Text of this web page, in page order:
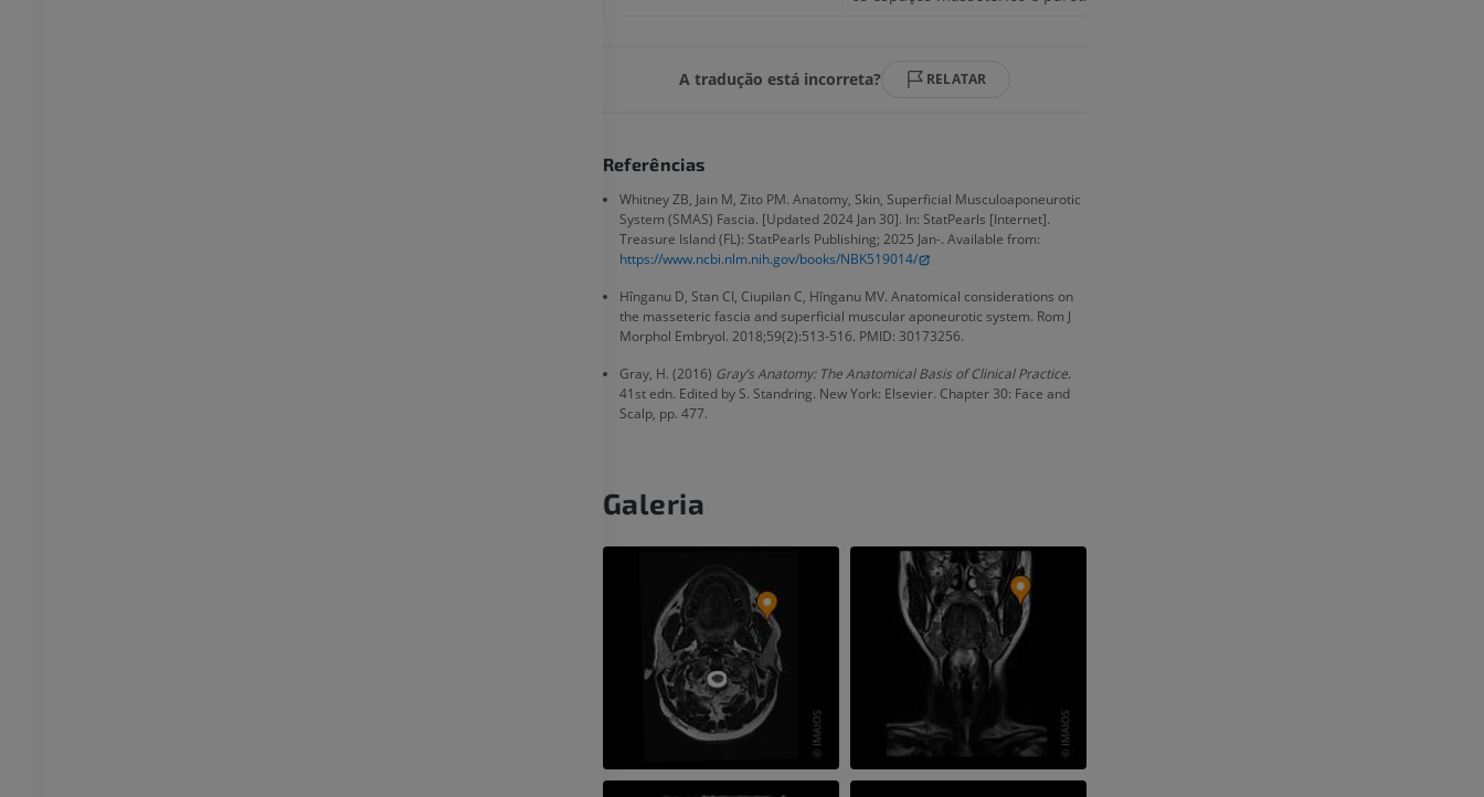
A tradução está incorreta? RELATAR
Referências
Whitney ZB, Jain M, Zito PM. Anatomy, Skin, Superficial Musculoaponeurotic
System (SMAS) Fascia. [Updated 2024 Jan 30]. In: StatPearls [Internet].
Treasure Island (FL): StatPearls Publishing; 2025 Jan-. Available from:
https://www.ncbi.nlm.nih.gov/books/NBK519014/
Hînganu D, Stan CI, Ciupilan C, Hînganu MV. Anatomical considerations on
the masseteric fascia and superficial muscular aponeurotic system. Rom J
Morphol Embryol. 2018;59(2):513-516. PMID: 30173256.
Gray, H. (2016) Gray’s Anatomy: The Anatomical Basis of Clinical Practice.
41st edn. Edited by S. Standring. New York: Elsevier. Chapter 30: Face and
Scalp, pp. 477.
Galeria
Angiografia
GRÁTIS